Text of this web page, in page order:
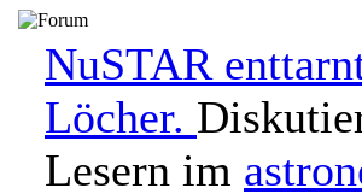
NuSTAR
Löcher.
Lesern im